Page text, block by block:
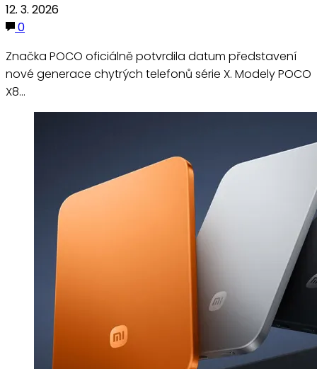
12. 3. 2026
0
Značka POCO oficiálně potvrdila datum představení
nové generace chytrých telefonů série X. Modely POCO
X8…